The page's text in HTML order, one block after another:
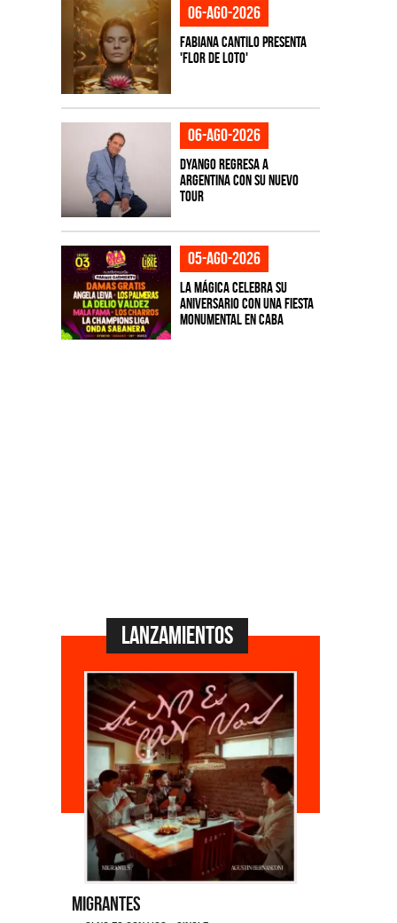
06-ago-2026
Fabiana Cantilo presenta
'Flor de Loto'
06-ago-2026
Dyango regresa a
Argentina con su nuevo
tour
05-ago-2026
La Mágica celebra su
aniversario con una fiesta
monumental en CABA
Lanzamientos
Migrantes